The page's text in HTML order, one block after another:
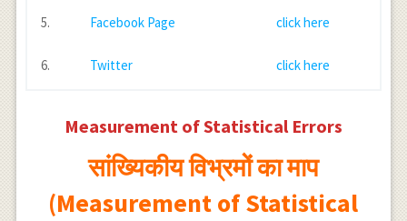
5. Facebook Page click here
6. Twitter click here
Measurement of Statistical Errors
सांख्यिकीय विभ्रमों का माप
(Measurement of Statistical